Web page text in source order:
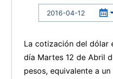
La cotización del dólar
día Martes 12 de Abril
pesos, equivalente a